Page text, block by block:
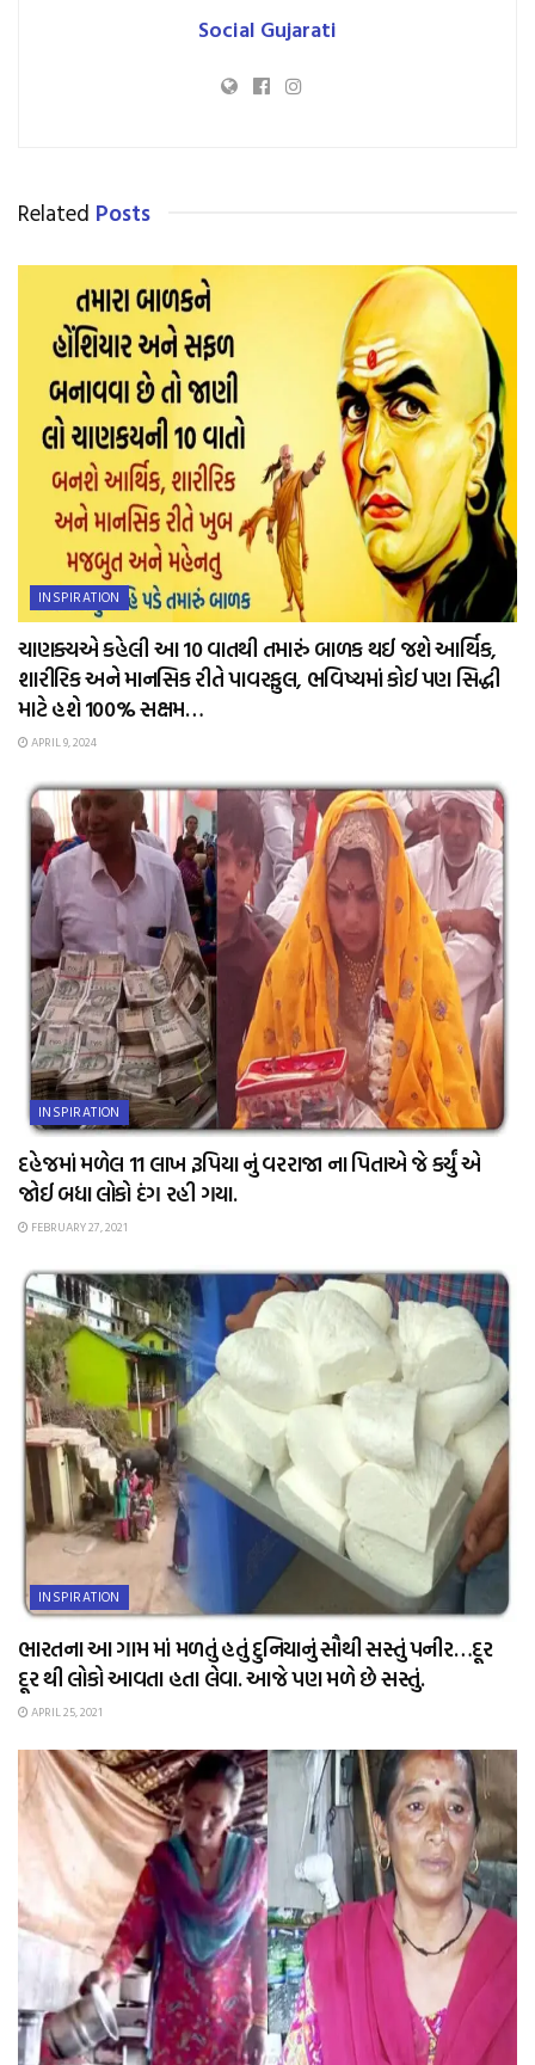
Social Gujarati
Related Posts
INSPIRATION
ચાણક્યએ કહેલી આ 10 વાતથી તમારું બાળક થઈ જશે આર્થિક,
શારીરિક અને માનસિક રીતે પાવરફુલ, ભવિષ્યમાં કોઈ પણ સિદ્ધી
માટે હશે 100% સક્ષમ…
APRIL 9, 2024
INSPIRATION
દહેજમાં મળેલ 11 લાખ રૂપિયા નું વરરાજા ના પિતાએ જે કર્યું એ
જોઈ બધા લોકો દંગ રહી ગયા.
FEBRUARY 27, 2021
INSPIRATION
ભારતના આ ગામ માં મળતું હતું દુનિયાનું સૌથી સસ્તું પનીર…દૂર
દૂર થી લોકો આવતા હતા લેવા. આજે પણ મળે છે સસ્તું.
APRIL 25, 2021